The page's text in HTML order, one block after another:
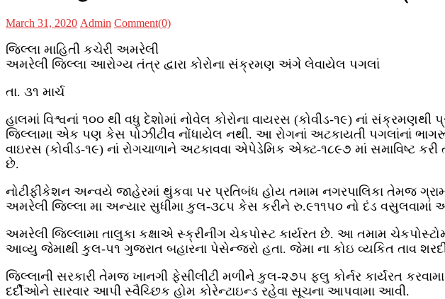
Posted
March 31, 2020 Author
Admin Comment(0)
જિલ્લા માહિતી કચેરી અમરેલી
અમરેલી જિલ્લા આરોગ્ય તંત્ર દ્વારા કોરોના સંક્રમણ અંગે લેવાયેલ પગલાં
તા. ૩૧ માર્ચ
હાલમાં વિશ્વનાં ૧૦૦ થી વધુ દેશોમાં નોવેલ કોરોના વાયરસ (કોવીડ-૧૯) નાં
જિલ્‍લામા એક પણ કેસ પોઝીટીવ નોંધાયેલ નથી. આ રોગનાં અટકાયતી પગલાંનાં
વાઇરસ (કોવીડ-૧૯) નાં રોગચાળાને અટકાવવા એપેડેમિક એક્ટ-૧૮૯૭ માં સમાવિષ્ટ
છે.
નોટીફીકેશન અન્વયે જાહેરમાં થુંકવા પર પ્રતિબંધ હોય તમામ નગરપાલિકા તેમજ
અમરેલી જિલ્‍લા મા અન્‍યાર સુધીમા કુલ-૩૮૫ કેસ કરીને રુ.૯૧૧૫૦ નો દંડ
અમરેલી જિલ્‍લામા તાલુકા કક્ષાએ સ્‍ક્રીનીંગ ચેકપોસ્‍ટ કાર્યરત છે. આ તમામ
આવ્‍યુ જેમાથી કુલ-૫૧ ગુજરાત બહારના પેસેન્‍જરો હતા. જેમા ના કોઇ વ્‍યકિત તાવ
જિલ્‍લાની સરકારી તેમજ ખાનગી ફેસીલીટી મળીને કુલ-૨૭૫ ફલુ કોર્નર કાર્યરત
દર્દીઓને સારવાર આપી સ્‍વૈચ્‍છિક હોમ કોરેન્‍ટાઇન્‍ડ રહેવા સૂચના આપવામા આવી.